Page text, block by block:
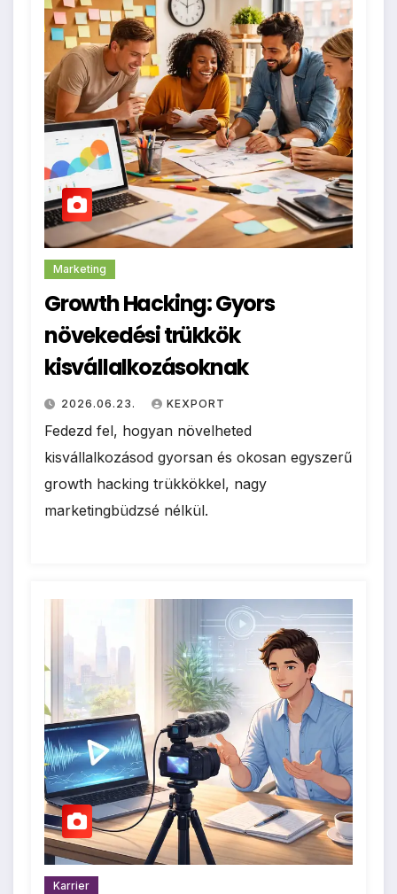
Marketing
Growth Hacking: Gyors
növekedési trükkök
kisvállalkozásoknak
2026.06.23. KEXPORT
Fedezd fel, hogyan növelheted
kisvállalkozásod gyorsan és okosan egyszerű
growth hacking trükkökkel, nagy
marketingbüdzsé nélkül.
Karrier